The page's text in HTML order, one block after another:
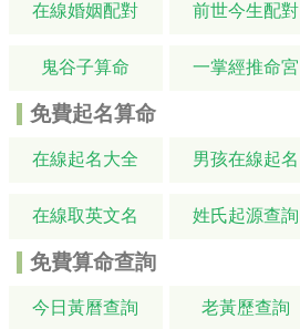
在線婚姻配對 前世今生配對
鬼谷子算命 一掌經推命宮
免費起名算命
在線起名大全 男孩在線起名
在線取英文名 姓氏起源查詢
免費算命查詢
今日黃曆查詢 老黃歷查詢